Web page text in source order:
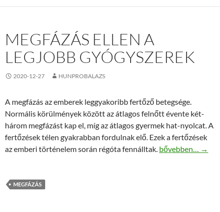
MEGFÁZÁS ELLEN A
LEGJOBB GYÓGYSZEREK
2020-12-27 HUNPROBALAZS
A megfázás az emberek leggyakoribb fertőző betegsége.
Normális körülmények között az átlagos felnőtt évente két-
három megfázást kap el, míg az átlagos gyermek hat-nyolcat. A
fertőzések télen gyakrabban fordulnak elő. Ezek a fertőzések
az emberi történelem során régóta fennálltak. Megfázás ellen a
bővebben… →
MEGFÁZÁS